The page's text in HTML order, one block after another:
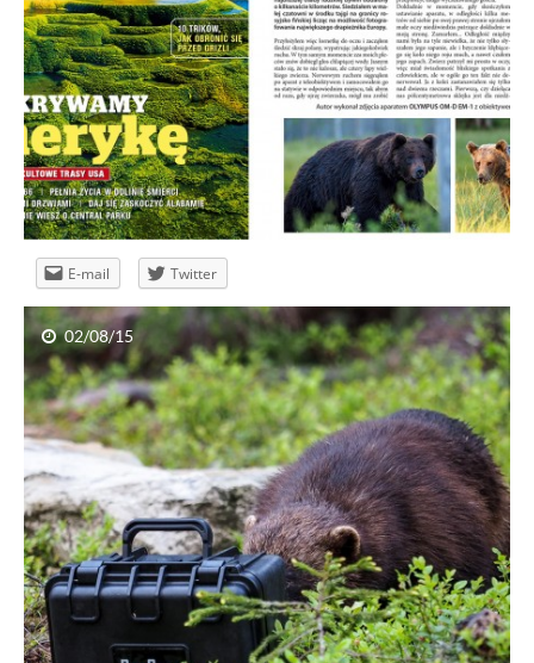
E-mail Twitter
02/08/15
Guzik co wzywa śmigłowiec